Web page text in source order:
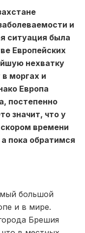
и
ситуация была
Европейских
нехватку
моргах и
Европа
постепенно
значит, что у
времени
пока обратимся
большой
и в мире.
Брешия